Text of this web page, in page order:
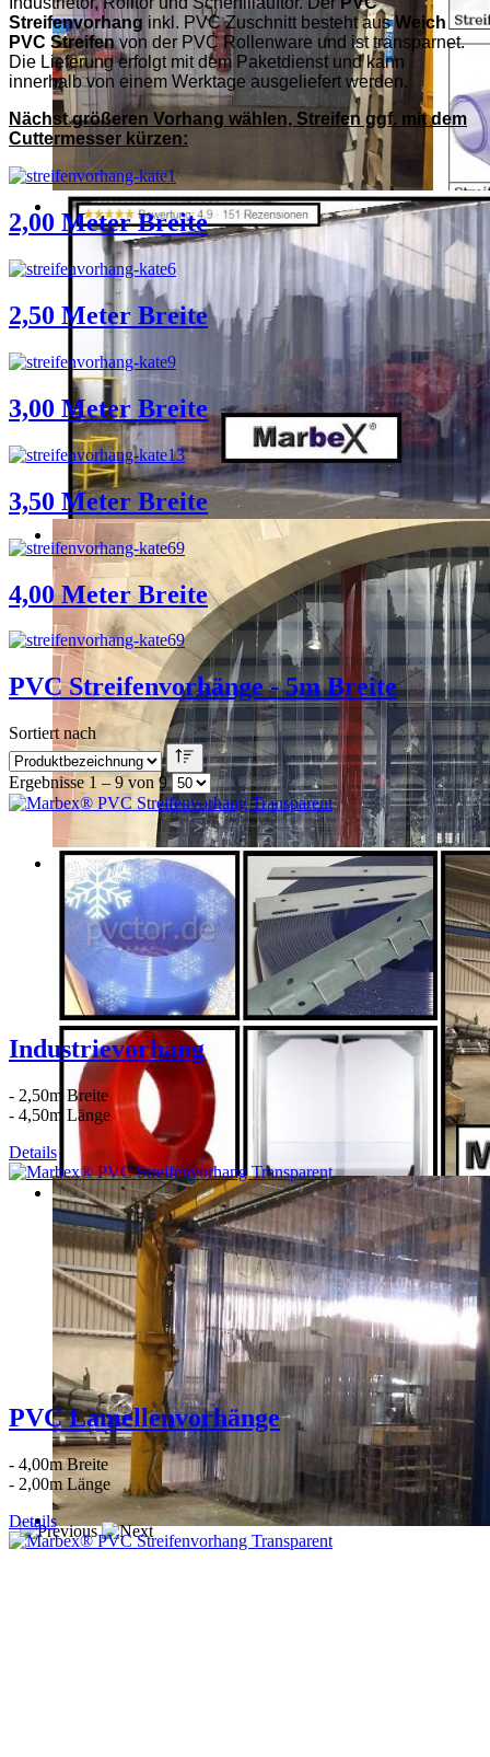
Streifenvorhang inkl. PVC Zuschnitt besteht ausWeich
PVC Streifenvon der PVC Rollenware und ist transparnet.
Die Lieferung erfolgt mit dem Paketdienst und kann
innerhalb von einem Werktage ausgeliefert werden.
Nächst größeren Vorhang wählen, Streifen ggf. mit dem
Cuttermesser kürzen:
2,00 Meter Breite
2,50 Meter Breite
3,00 Meter Breite
3,50 Meter Breite
4,00 Meter Breite
PVC Streifenvorhänge - 5m Breite
Sortiert nach
Ergebnisse 1 – 9 von 9
Industrievorhang
- 2,50m Breite
- 4,50m Länge
Details
PVC Lamellenvorhänge
- 4,00m Breite
- 2,00m Länge
Details